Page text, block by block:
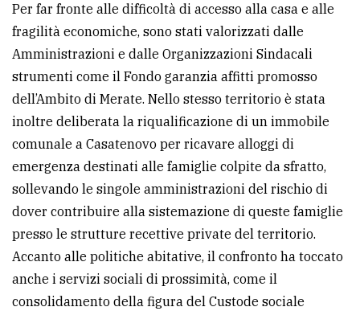
Per far fronte alle difficoltà di accesso alla casa e alle
fragilità economiche, sono stati valorizzati dalle
Amministrazioni e dalle Organizzazioni Sindacali
strumenti come il Fondo garanzia affitti promosso
dell’Ambito di Merate. Nello stesso territorio è stata
inoltre deliberata la riqualificazione di un immobile
comunale a Casatenovo per ricavare alloggi di
emergenza destinati alle famiglie colpite da sfratto,
sollevando le singole amministrazioni del rischio di
dover contribuire alla sistemazione di queste famiglie
presso le strutture recettive private del territorio.
Accanto alle politiche abitative, il confronto ha toccato
anche i servizi sociali di prossimità, come il
consolidamento della figura del Custode sociale